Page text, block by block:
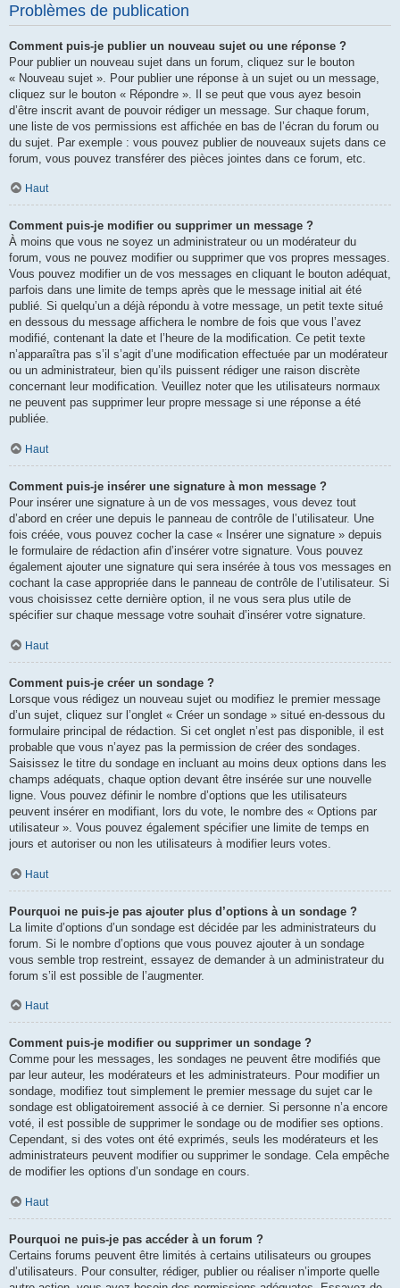
Problèmes de publication
Comment puis-je publier un nouveau sujet ou une réponse ?
Pour publier un nouveau sujet dans un forum, cliquez sur le bouton
« Nouveau sujet ». Pour publier une réponse à un sujet ou un message,
cliquez sur le bouton « Répondre ». Il se peut que vous ayez besoin
d’être inscrit avant de pouvoir rédiger un message. Sur chaque forum,
une liste de vos permissions est affichée en bas de l’écran du forum ou
du sujet. Par exemple : vous pouvez publier de nouveaux sujets dans ce
forum, vous pouvez transférer des pièces jointes dans ce forum, etc.
Haut
Comment puis-je modifier ou supprimer un message ?
À moins que vous ne soyez un administrateur ou un modérateur du
forum, vous ne pouvez modifier ou supprimer que vos propres messages.
Vous pouvez modifier un de vos messages en cliquant le bouton adéquat,
parfois dans une limite de temps après que le message initial ait été
publié. Si quelqu’un a déjà répondu à votre message, un petit texte situé
en dessous du message affichera le nombre de fois que vous l’avez
modifié, contenant la date et l’heure de la modification. Ce petit texte
n’apparaîtra pas s’il s’agit d’une modification effectuée par un modérateur
ou un administrateur, bien qu’ils puissent rédiger une raison discrète
concernant leur modification. Veuillez noter que les utilisateurs normaux
ne peuvent pas supprimer leur propre message si une réponse a été
publiée.
Haut
Comment puis-je insérer une signature à mon message ?
Pour insérer une signature à un de vos messages, vous devez tout
d’abord en créer une depuis le panneau de contrôle de l’utilisateur. Une
fois créée, vous pouvez cocher la case « Insérer une signature » depuis
le formulaire de rédaction afin d’insérer votre signature. Vous pouvez
également ajouter une signature qui sera insérée à tous vos messages en
cochant la case appropriée dans le panneau de contrôle de l’utilisateur. Si
vous choisissez cette dernière option, il ne vous sera plus utile de
spécifier sur chaque message votre souhait d’insérer votre signature.
Haut
Comment puis-je créer un sondage ?
Lorsque vous rédigez un nouveau sujet ou modifiez le premier message
d’un sujet, cliquez sur l’onglet « Créer un sondage » situé en-dessous du
formulaire principal de rédaction. Si cet onglet n’est pas disponible, il est
probable que vous n’ayez pas la permission de créer des sondages.
Saisissez le titre du sondage en incluant au moins deux options dans les
champs adéquats, chaque option devant être insérée sur une nouvelle
ligne. Vous pouvez définir le nombre d’options que les utilisateurs
peuvent insérer en modifiant, lors du vote, le nombre des « Options par
utilisateur ». Vous pouvez également spécifier une limite de temps en
jours et autoriser ou non les utilisateurs à modifier leurs votes.
Haut
Pourquoi ne puis-je pas ajouter plus d’options à un sondage ?
La limite d’options d’un sondage est décidée par les administrateurs du
forum. Si le nombre d’options que vous pouvez ajouter à un sondage
vous semble trop restreint, essayez de demander à un administrateur du
forum s’il est possible de l’augmenter.
Haut
Comment puis-je modifier ou supprimer un sondage ?
Comme pour les messages, les sondages ne peuvent être modifiés que
par leur auteur, les modérateurs et les administrateurs. Pour modifier un
sondage, modifiez tout simplement le premier message du sujet car le
sondage est obligatoirement associé à ce dernier. Si personne n’a encore
voté, il est possible de supprimer le sondage ou de modifier ses options.
Cependant, si des votes ont été exprimés, seuls les modérateurs et les
administrateurs peuvent modifier ou supprimer le sondage. Cela empêche
de modifier les options d’un sondage en cours.
Haut
Pourquoi ne puis-je pas accéder à un forum ?
Certains forums peuvent être limités à certains utilisateurs ou groupes
d’utilisateurs. Pour consulter, rédiger, publier ou réaliser n’importe quelle